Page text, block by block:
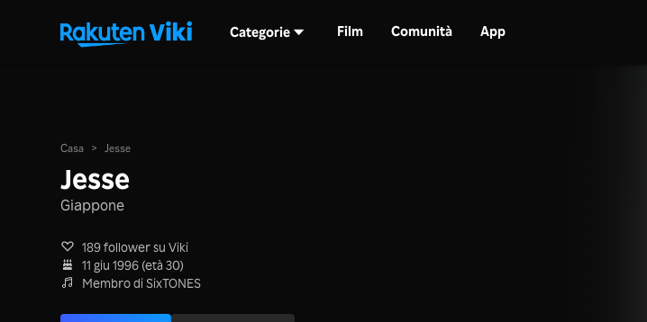
Categorie Film Comunità App
Casa > Jesse
Jesse
Giappone
189 follower su Viki
11 giu 1996 (età 30)
Membro di SixTONES